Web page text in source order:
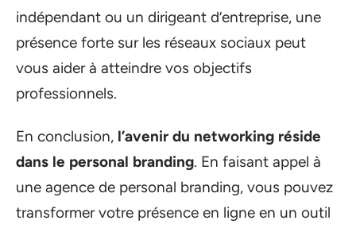
indépendant ou un dirigeant d’entreprise, une
présence forte sur les réseaux sociaux peut
vous aider à atteindre vos objectifs
professionnels.
En conclusion, l’avenir du networking réside
dans le personal branding. En faisant appel à
une agence de personal branding, vous pouvez
transformer votre présence en ligne en un outil